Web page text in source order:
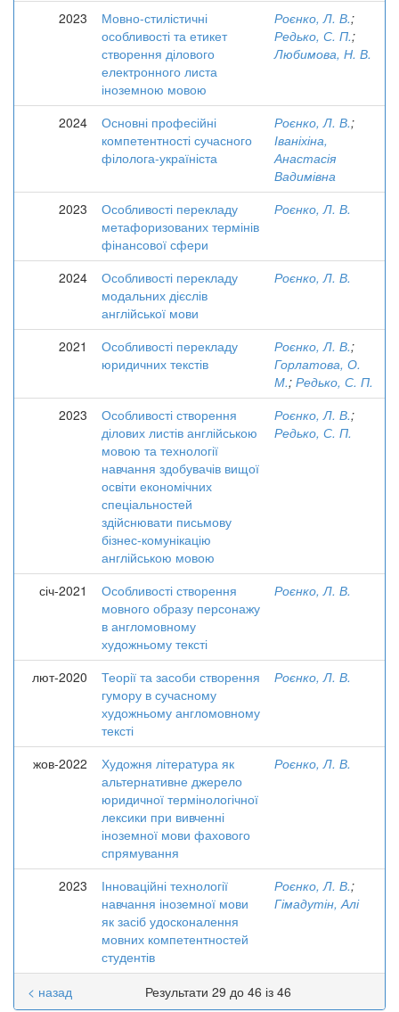
2023
Мовно-стилістичні
особливості та етикет
створення ділового
електронного листа
іноземною мовою
Роєнко, Л. В.;
Редько, С. П.;
Любимова, Н. В.
2024
Основні професійні
компетентності сучасного
філолога-україніста
Роєнко, Л. В.;
Іваніхіна,
Анастасія
Вадимівна
2023
Особливості перекладу
метафоризованих термінів
фінансової сфери
Роєнко, Л. В.
2024
Особливості перекладу
модальних дієслів
англійської мови
Роєнко, Л. В.
2021
Особливості перекладу
юридичних текстів
Роєнко, Л. В.;
Горлатова, О.
М.; Редько, С. П.
2023
Особливості створення
ділових листів англійською
мовою та технології
навчання здобувачів вищої
освіти економічних
спеціальностей
здійснювати письмову
бізнес-комунікацію
англійською мовою
Роєнко, Л. В.;
Редько, С. П.
січ-2021
Особливості створення
мовного образу персонажу
в англомовному
художньому тексті
Роєнко, Л. В.
лют-2020
Теорії та засоби створення
гумору в сучасному
художньому англомовному
тексті
Роєнко, Л. В.
жов-2022
Художня література як
альтернативне джерело
юридичної термінологічної
лексики при вивченні
іноземної мови фахового
спрямування
Роєнко, Л. В.
2023
Інноваційні технології
навчання іноземної мови
як засіб удосконалення
мовних компетентностей
студентів
Роєнко, Л. В.;
Гімадутін, Алі
Результати 29 до 46 із 46
< назад